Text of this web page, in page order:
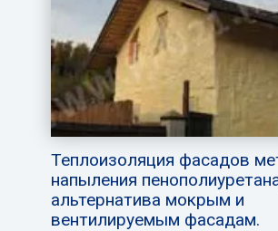
Теплоизоляция фасадов
напыления
альтернатива мокрым и
вентилируемым фасадам.